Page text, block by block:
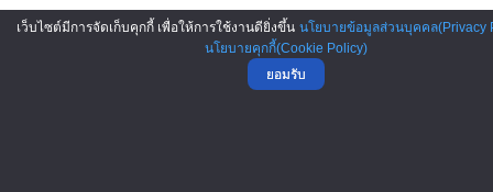
เว็บไซต์มีการจัดเก็บคุกกี้ เพื่อให้การใช้งานดียิ่งขึ้น นโยบายข้อมูลส่วนบุคคล(Privacy
นโยบายคุกกี้(Cookie Policy)
ยอมรับ